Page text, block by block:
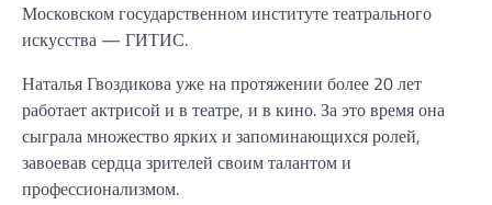
Московском государственном институте театрального
искусства — ГИТИС.
Наталья Гвоздикова уже на протяжении более 20 лет
работает актрисой и в театре, и в кино. За это время она
сыграла множество ярких и запоминающихся ролей,
завоевав сердца зрителей своим талантом и
профессионализмом.